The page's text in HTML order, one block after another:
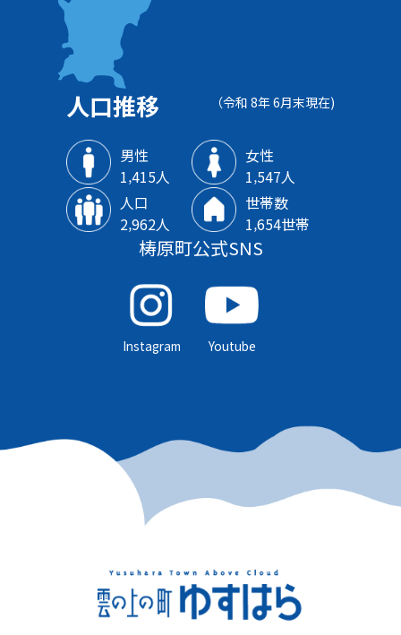
人口推移 （令和 8年 6月末現在)
男性
1‚415人
女性
1‚547人
人口
2‚962人
世帯数
1‚654世帯
梼原町公式SNS
Instagram Youtube